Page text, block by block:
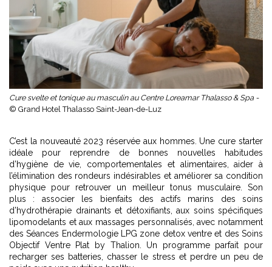
Cure svelte et tonique au masculin au Centre Loreamar Thalasso & Spa -
© Grand Hotel Thalasso Saint-Jean-de-Luz
C’est la nouveauté 2023 réservée aux hommes. Une cure starter
idéale pour reprendre de bonnes nouvelles habitudes
d’hygiène de vie, comportementales et alimentaires, aider à
l’élimination des rondeurs indésirables et améliorer sa condition
physique pour retrouver un meilleur tonus musculaire. Son
plus : associer les bienfaits des actifs marins des soins
d’hydrothérapie drainants et détoxifiants, aux soins spécifiques
lipomodelants et aux massages personnalisés, avec notamment
des Séances Endermologie LPG zone detox ventre et des Soins
Objectif Ventre Plat by Thalion. Un programme parfait pour
recharger ses batteries, chasser le stress et perdre un peu de